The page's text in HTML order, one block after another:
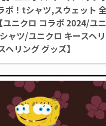
ボ！tシャツ,スウェット
ユニクロ コラボ 2024/ユ
ャツ/ユニクロ キースヘ
リング グッズ】